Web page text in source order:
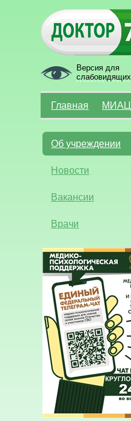
Версия для
слабовидящих
Главная МИАЦ
Об учреждении
Новости
Вакансии
Врачи